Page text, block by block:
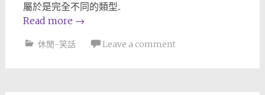
屬於是完全不同的類型..
Read more →
休閒-笑話 Leave a comment